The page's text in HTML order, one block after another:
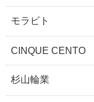
モラビト
CINQUE CENTO
杉山輪業